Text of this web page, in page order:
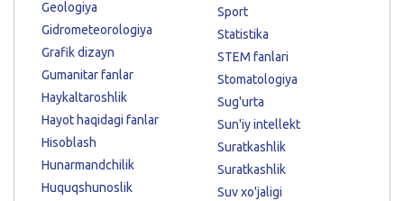
Geologiya
Gidrometeorologiya
Grafik dizayn
Gumanitar fanlar
Haykaltaroshlik
Hayot haqidagi fanlar
Hisoblash
Hunarmandchilik
Huquqshunoslik
Sport
Statistika
STEM fanlari
Stomatologiya
Sug'urta
Sun'iy intellekt
Suratkashlik
Suratkashlik
Suv xo'jaligi